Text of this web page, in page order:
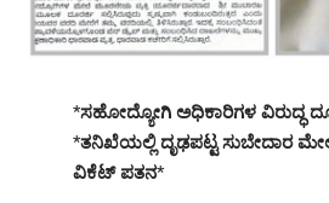
*ಸಹೋದ್ಯೋಗಿ ಅಧಿಕಾರಿಗಳ ವಿರುದ್ಧ
*ತನಿಖೆಯಲ್ಲಿ ದೃಢಪಟ್ಟ ಸುಬೇದಾರ
ವಿಕೆಟ್ ಪತನ*